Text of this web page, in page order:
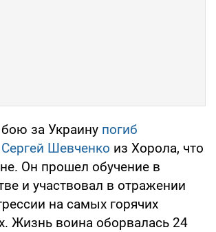
за Украину погиб
Шевченко из Хорола, что
Он прошел обучение в
и участвовал в отражении
на самых горячих
Жизнь воина оборвалась 24